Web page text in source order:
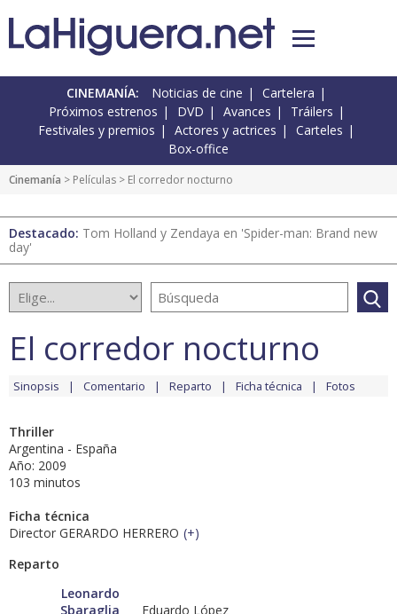
CINEMANÍA: Noticias de cine
Cartelera
Próximos estrenos
DVD Avances
Tráilers
Festivales y premios
Actores y actrices
Carteles
Box-office
Cinemanía > Películas > El corredor nocturno
Destacado: Tom Holland y Zendaya en 'Spider-man: Brand new
day'
El corredor nocturno
Sinopsis Comentario Reparto Ficha técnica Fotos
Thriller
Argentina - España
Año: 2009
103 minutos
Ficha técnica
Director GERARDO HERRERO (+)
Reparto
Leonardo
Sbaraglia
Eduardo López